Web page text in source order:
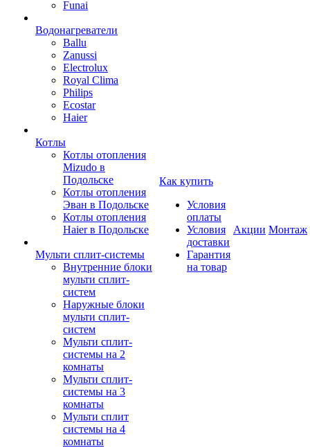
Funai
Водонагреватели
Ballu
Zanussi
Electrolux
Royal Clima
Philips
Ecostar
Haier
Котлы
Котлы отопления
Mizudo в
Подольске
Котлы отопления
Эван в Подольске
Котлы отопления
Haier в Подольске
Мульти сплит-системы
Внутренние блоки
мульти сплит-
систем
Наружные блоки
мульти сплит-
систем
Мульти сплит-
системы на 2
комнаты
Мульти сплит-
системы на 3
комнаты
Мульти сплит
системы на 4
комнаты
Как купить
Условия
оплаты
Условия
доставки
Гарантия
на товар
Акции Монтаж